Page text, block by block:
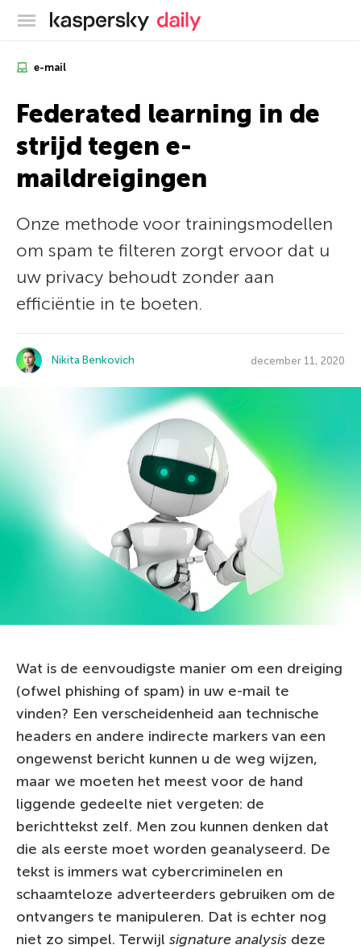
Kaspersky official blog
e-mail
Federated learning in de
strijd tegen e-
maildreigingen
Onze methode voor trainingsmodellen
om spam te filteren zorgt ervoor dat u
uw privacy behoudt zonder aan
efficiëntie in te boeten.
Nikita Benkovich december 11, 2020
Wat is de eenvoudigste manier om een dreiging
(ofwel phishing of spam) in uw e-mail te
vinden? Een verscheidenheid aan technische
headers en andere indirecte markers van een
ongewenst bericht kunnen u de weg wijzen,
maar we moeten het meest voor de hand
liggende gedeelte niet vergeten: de
berichttekst zelf. Men zou kunnen denken dat
die als eerste moet worden geanalyseerd. De
tekst is immers wat cybercriminelen en
schaamteloze adverteerders gebruiken om de
ontvangers te manipuleren. Dat is echter nog
niet zo simpel. Terwijl signature analysis deze